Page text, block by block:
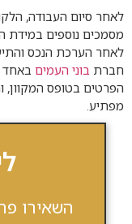
לאחר סיום העבודה,
מסמכים נוספים במידת
לאחר הערכת הנכס
חברת בוני העמים באחד
הפרטים בטופס המקוון,
מפתיע.
השאירו